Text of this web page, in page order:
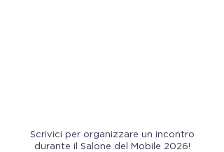
Scrivici per organizzare un incontro
durante il Salone del Mobile 2026!